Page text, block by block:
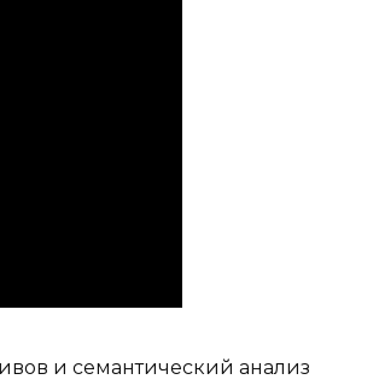
и семантический анализ